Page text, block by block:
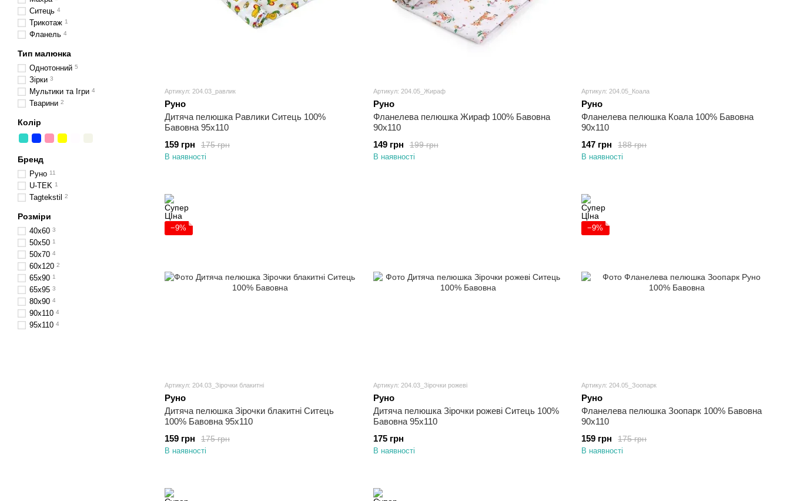
Артикул: 204.03_равлик
Руно
Дитяча пелюшка Равлики Ситець 100%
Бавовна 95х110
175 грн
159 грн
В наявності
Артикул: 204.05_Жираф
Руно
Фланелева пелюшка Жираф 100% Бавовна
90х110
199 грн
149 грн
В наявності
Артикул: 204.05_Коала
Руно
Фланелева пелюшка Коала 100% Бавовна
90х110
188 грн
147 грн
В наявності
−9%
Артикул: 204.03_Зірочки блакитні
Руно
Дитяча пелюшка Зірочки блакитні Ситець
100% Бавовна 95х110
175 грн
159 грн
В наявності
Артикул: 204.03_Зірочки рожеві
Руно
Дитяча пелюшка Зірочки рожеві Ситець 100%
Бавовна 95х110
175 грн
В наявності
−9%
Артикул: 204.05_Зоопарк
Руно
Фланелева пелюшка Зоопарк 100% Бавовна
90х110
175 грн
159 грн
В наявності
Ситець 4
Трикотаж 1
Фланель 4
Тип малюнка
Однотонний 5
Зірки 3
Мультики та Ігри 4
Тварини 2
Колір
Бренд
Руно 11
U-TEK 1
Tagtekstil 2
Розміри
40х60 3
50x50 1
50х70 4
60х120 2
65х90 1
65х95 3
80х90 4
90x110 4
95х110 4